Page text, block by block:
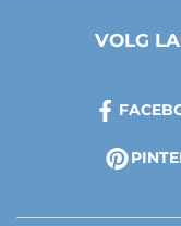
VOLG